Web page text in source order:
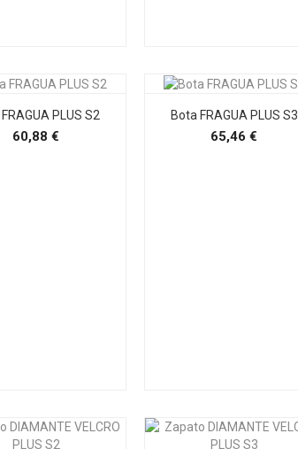
PLUS S2
60,88 €
Bota FRAGUA PLUS S3
65,46 €